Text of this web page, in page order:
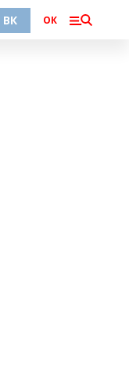
ВК ОК